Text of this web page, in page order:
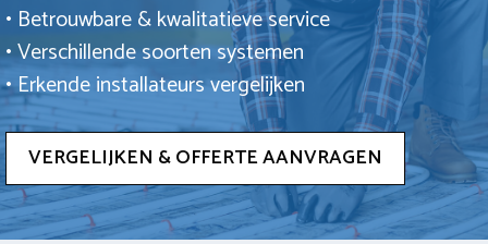
• Betrouwbare & kwalitatieve service
• Verschillende soorten systemen
• Erkende installateurs vergelijken
VERGELIJKEN & OFFERTE AANVRAGEN